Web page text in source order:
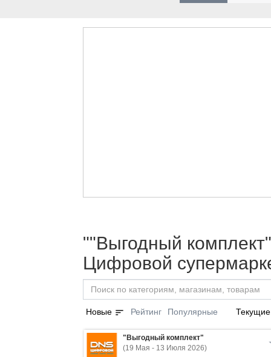
""Выгодный
Цифровой
Новые sort Рейтинг Популярные Текущие
"Выгодный комплект"
(19 Мая - 13 Июля 2026)